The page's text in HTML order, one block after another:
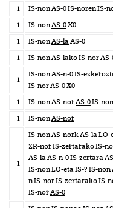
1
IS-nonAS-0IS-noren IS-
1
IS-nonAS-0X0
1
IS-nonAS-laAS-0
1
IS-non AS-lako IS-norAS-
1
IS-non AS-n-0 IS-
IS-norAS-0X0
1
IS-non AS-norAS-0IS-non
1
IS-nonAS-nor
1
IS-non AS-nork AS-la LO-
ZR-nor IS-zertarako IS-
AS-la AS-n-0 IS-zertara
IS-non LO-eta IS-? IS-non
n IS-nor IS-zertarako IS-
IS-norAS-0